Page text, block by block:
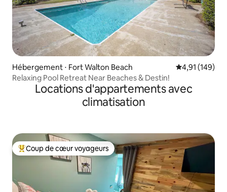
Hébergement ⋅ Fort Walton Beach Évaluation
4,91 (149)
Relaxing Pool Retreat Near Beaches & Destin!
Locations d'appartements avec
climatisation
Coups de cœur voyageurs les plus appréciés
Coup de cœur voyageurs